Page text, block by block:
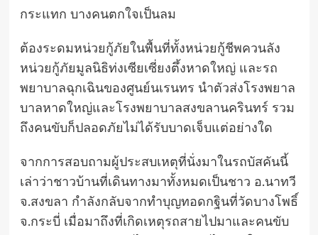
กระแทก บางคนตกใจเป็นลม
ต้องระดมหน่วยกู้ภัยในพื้นที่ทั้งหน่วยกู้ชีพควนลัง
หน่วยกู้ภัยมูลนิธิท่งเซียเซี่ยงตึ้งหาดใหญ่ และรถ
พยาบาลฉุกเฉินของศูนย์นเรนทร นำตัวส่งโรงพยาล
บาลหาดใหญ่และโรงพยาบาลสงขลานครินทร์ รวม
ถึงคนขับก็ปลอดภัยไม่ได้รับบาดเจ็บแต่อย่างใด
จากการสอบถามผู้ประสบเหตุที่นั่งมาในรถบัสคันนี้
เล่าว่าชาวบ้านที่เดินทางมาทั้งหมดเป็นชาว อ.นาทวี
จ.สงขลา กำลังกลับจากทำบุญทอดกฐินที่วัดบางโพธิ์
จ.กระบี่ เมื่อมาถึงที่เกิดเหตุรถสายไปมาและคนขับ